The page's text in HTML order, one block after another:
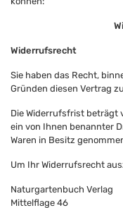
Widerrufsrecht
Sie haben das Recht,
Gründen diesen Vertrag
Die Widerrufsfrist beträgt
ein von Ihnen benannter
Waren in Besitz
Um Ihr Widerrufsrecht
Naturgartenbuch Verlag
Mittelflage 46